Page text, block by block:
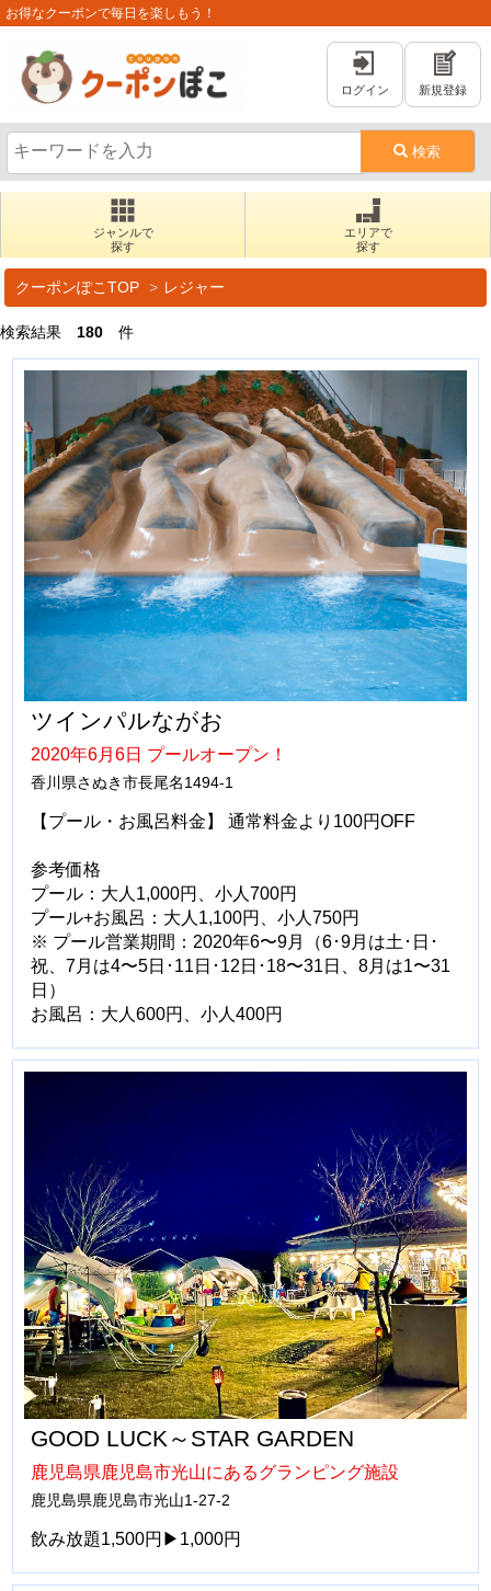
お得なクーポンで毎日を楽しもう！
検索
ログイン 新規登録
ジャンルで
探す
エリアで
探す
クーポンぽこTOP レジャー
検索結果 180 件
ツインパルながお
2020年6月6日 プールオープン！
香川県さぬき市長尾名1494-1
【プール・お風呂料金】 通常料金より100円OFF
参考価格
プール：大人1,000円、小人700円
プール+お風呂：大人1,100円、小人750円
※ プール営業期間：2020年6〜9月（6･9月は土･日･
祝、7月は4〜5日･11日･12日･18〜31日、8月は1〜31
日）
お風呂：大人600円、小人400円
GOOD LUCK～STAR GARDEN
鹿児島県鹿児島市光山にあるグランピング施設
鹿児島県鹿児島市光山1-27-2
飲み放題1,500円▶1,000円